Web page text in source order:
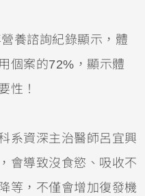
養諮詢紀錄顯示，體
個案的72%，顯示體
性！
系資深主治醫師呂宜興
會導致沒食慾、吸收不
等，不僅會增加復發機